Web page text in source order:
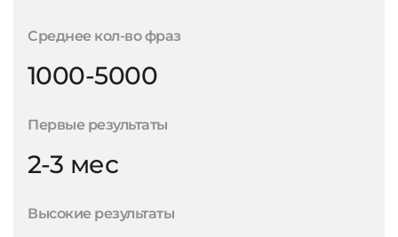
Среднее кол-во фраз
1000-5000
Первые результаты
2-3 мес
Высокие результаты